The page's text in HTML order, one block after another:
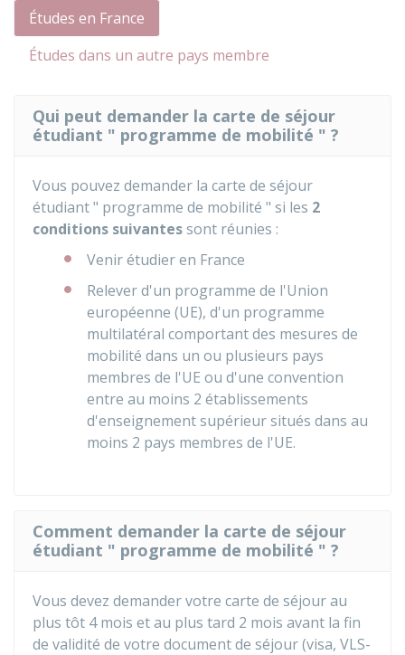
Études en France
Études dans un autre pays membre
Qui peut demander la carte de séjour
étudiant " programme de mobilité " ?
Vous pouvez demander la carte de séjour
étudiant " programme de mobilité " si les 2
conditions suivantessont réunies :
Venir étudier en France
Relever d'un programme de l'Union
européenne (UE), d'un programme
multilatéral comportant des mesures de
mobilité dans un ou plusieurs pays
membres de l'UE ou d'une convention
entre au moins 2 établissements
d'enseignement supérieur situés dans au
moins 2 pays membres de l'UE.
Comment demander la carte de séjour
étudiant " programme de mobilité " ?
Vous devez demander votre carte de séjour au
plus tôt 4 mois et au plus tard 2 mois avant la fin
de validité de votre document de séjour (visa, VLS-